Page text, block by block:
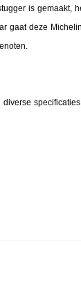
is gemaakt,
gaat deze
diverse